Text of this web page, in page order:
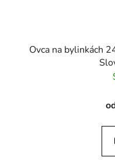
Ovca na bylinkách